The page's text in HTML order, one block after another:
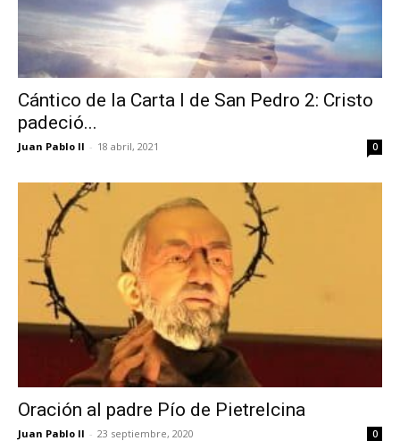
Cántico de la Carta I de San Pedro 2: Cristo
padeció...
Juan Pablo II - 18 abril, 2021 0
Oración al padre Pío de Pietrelcina
Juan Pablo II - 23 septiembre, 2020 0